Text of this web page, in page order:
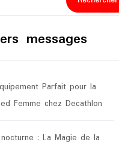
messages
Parfait pour la
Femme chez Decathlon
: La Magie de la